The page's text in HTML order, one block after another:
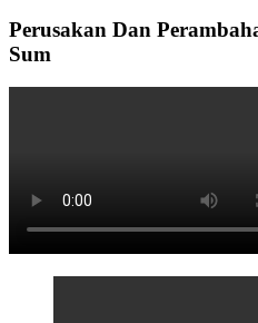
Perusakan Dan
Sum